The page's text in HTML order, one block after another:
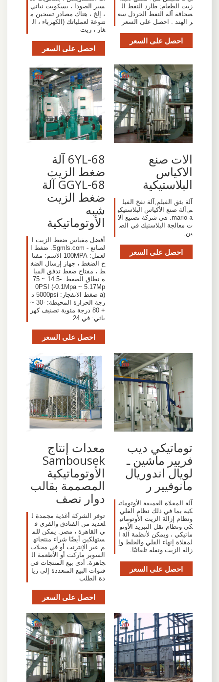
زيت الطعام; طارد النفط ال
صحافة آلة النفط الخردل سع
ر الهند . احصل على السعر
احصل على السعر
سير الصودا ، بسكويت نباتي
، إلخ ، هناك مصادر تسخين م
تنوعة لعملياتك (الكهرباء ، ال
غاز ، زيت
احصل على السعر
الات صنع
الاكياس
البلاستيكية
آلة بثق الفيلم,آلة نفخ الفيل
م,آلة صنع الأكياس البلاستيكي
ة mario. هي شركة تصنيع آلا
ت معالجة البلاستيك في الص
ين.
احصل على السعر
6YL-68 آلة
ضغط الزيت
GGYL-68 آلة
ضغط الزيت
شبه
الأوتوماتيكية
أفضل مقياس ضغط الزيت ا
لصانع - Sgmls.com. ضغط ا
لعمل: 100MPA الاسم: مفتا
ح الضغط ، جهاز إرسال الضغ
ط ، مفتاح ضغط تدفق الميا
ه نطاق الضغط: -14.5 ~ 75
0PSI (-0.1Mpa ~ 5.17Mp
a) ضغط الانفجار: 5000psi د
رجة الحرارة المحيطة: -30 ~
+ 80 درجة مئوية تصنيف كهر
بائي: في 24
احصل على السعر
توماتيكي ديب
فريير ماشين ـ
لويال اندوريال
مانوفيير ر
آلة المقلاة العميقة الأوتوماتي
كية بما في ذلك نظام القلي
ونظام إزالة الزيت الأوتوماتي
كي ونظام نقل التبريد الأوتو
ماتيكي ، ويمكن لأنظمة آلة ا
لمقلاة إنهاء القلي والخلط وإ
زالة الزيت ونقله تلقائيًا.
احصل على السعر
معدات إنتاج
Sambousek
الأوتوماتيكية
المصممة بقالب
دوار نصف
توفر الشركة أغذية مجمدة ل
لعديد من الفنادق والقرى ف
ي القاهرة ، مصر. يمكن للم
ستهلكين أيضًا شراء منتجاته
م عبر الإنترنت أو في محلات
السوبر ماركت أو الأطعمة ال
جاهزة. أدى بيع المنتجات في
قنوات البيع المتعددة إلى زيا
دة الطلب
احصل على السعر